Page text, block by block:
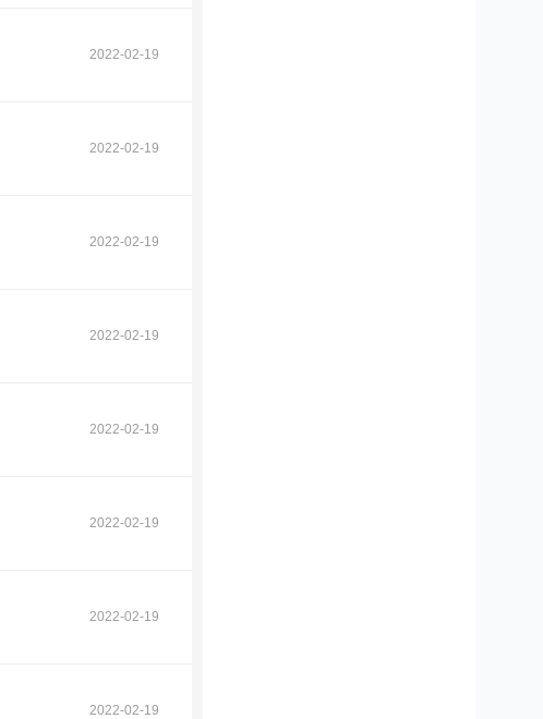
2022-02-19
2022-02-19
2022-02-19
2022-02-19
2022-02-19
2022-02-19
2022-02-19
2022-02-19